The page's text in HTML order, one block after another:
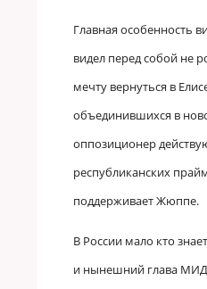
Главная особенность
видел перед собой не
мечту вернуться в
объединившихся в
оппозиционер
республиканских
поддерживает Жюппе.
В России мало кто
и нынешний глава